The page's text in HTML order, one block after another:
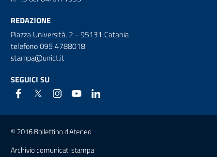
REDAZIONE
Piazza Università, 2 - 95131 Catania
telefono 095 4788018
stampa@unict.it
SEGUICI SU
Link e informazioni utili
© 2016 Bollettino d'Ateneo
Archivio comunicati stampa